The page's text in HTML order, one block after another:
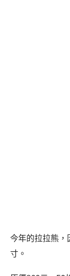
今年的拉拉熊，
寸。